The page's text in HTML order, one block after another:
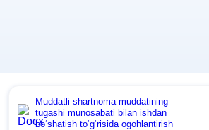
Muddatli shartnoma muddatining
tugashi munosabati bilan ishdan
boʻshatish toʻgʻrisida ogohlantirish